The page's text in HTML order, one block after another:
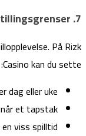
7. Sett personlige innstillingsgrenser
På Rizk
Casino kan du sette:
dag eller uke.
et tapstak.
viss spilltid.